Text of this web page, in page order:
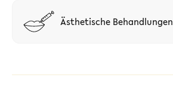
Ästhetische Behandlungen